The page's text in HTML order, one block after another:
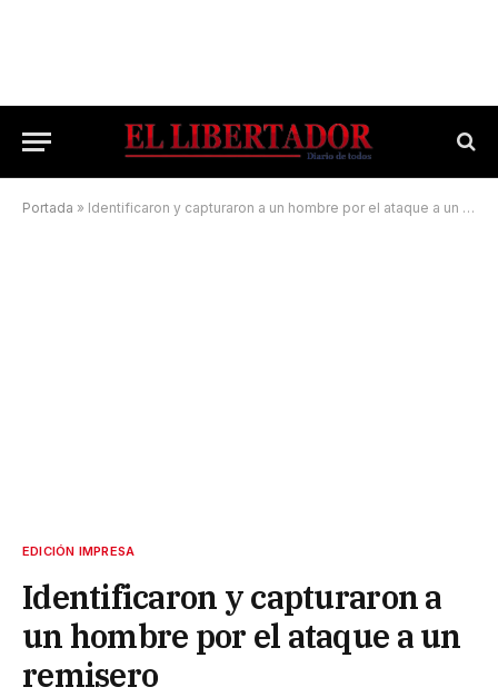
Portada » Identificaron y capturaron a un hombre por el ataque a un remisero
EDICIÓN IMPRESA
Identificaron y capturaron a
un hombre por el ataque a un
remisero